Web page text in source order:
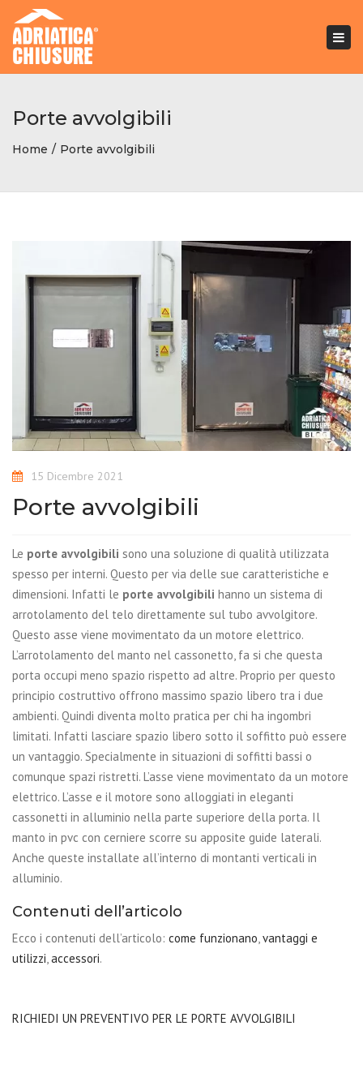
Porte avvolgibili
Home Porte avvolgibili
15 Dicembre 2021
Porte avvolgibili
Le porte avvolgibili sono una soluzione di qualità utilizzata
spesso per interni. Questo per via delle sue caratteristiche e
dimensioni. Infatti le porte avvolgibili hanno un sistema di
arrotolamento del telo direttamente sul tubo avvolgitore.
Questo asse viene movimentato da un motore elettrico.
L’arrotolamento del manto nel cassonetto, fa si che questa
porta occupi meno spazio rispetto ad altre. Proprio per questo
principio costruttivo offrono massimo spazio libero tra i due
ambienti. Quindi diventa molto pratica per chi ha ingombri
limitati. Infatti lasciare spazio libero sotto il soffitto può essere
un vantaggio. Specialmente in situazioni di soffitti bassi o
comunque spazi ristretti. L’asse viene movimentato da un motore
elettrico. L’asse e il motore sono alloggiati in eleganti
cassonetti in alluminio nella parte superiore della porta. Il
manto in pvc con cerniere scorre su apposite guide laterali.
Anche queste installate all’interno di montanti verticali in
alluminio.
Contenuti dell’articolo
Ecco i contenuti dell’articolo: come funzionano,vantaggi e
utilizzi,accessori.
RICHIEDI UN PREVENTIVO PER LE PORTE AVVOLGIBILI